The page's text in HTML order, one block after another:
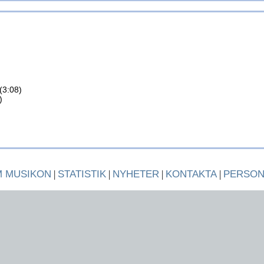
MUSIKON | STATISTIK| NYHETER| KONTAKTA|